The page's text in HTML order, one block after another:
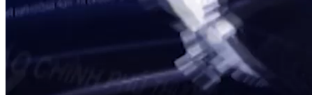
Nguồn: SCTV8 - VITV